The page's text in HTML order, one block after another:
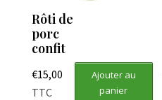
Rôti de
porc
confit
€15,00
TTC
Ajouter au
panier